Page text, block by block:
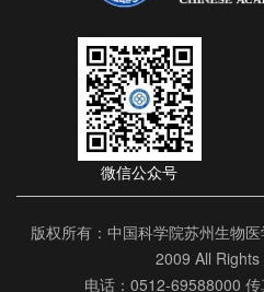
微信公众号
版权所有：中国科学院苏州生物
2009 All
电话：0512-69588000